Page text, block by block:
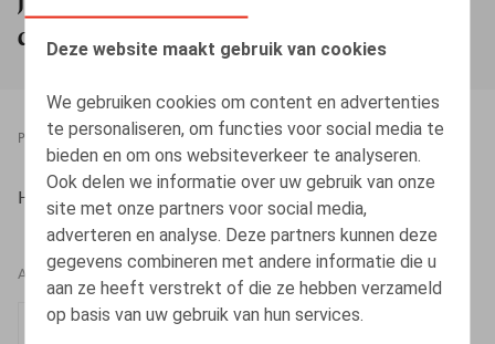
Deze website maakt gebruik van cookies
We gebruiken cookies om content en advertenties
te personaliseren, om functies voor social media te
bieden en om ons websiteverkeer te analyseren.
Ook delen we informatie over uw gebruik van onze
site met onze partners voor social media,
adverteren en analyse. Deze partners kunnen deze
gegevens combineren met andere informatie die u
aan ze heeft verstrekt of die ze hebben verzameld
op basis van uw gebruik van hun services.
du Medex ?
PRESSROOM 21.05.2024
HR.square (online), 21/05/2024
AUTEURS
Laura Rassinfosse